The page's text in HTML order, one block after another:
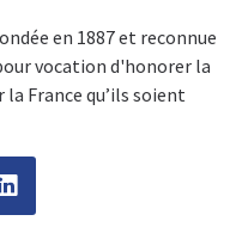
en 1887 et reconnue
vocation d'honorer la
France qu’ils soient